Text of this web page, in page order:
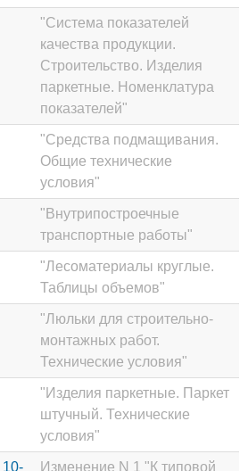
"Система показателей
качества продукции.
Строительство. Изделия
паркетные. Номенклатура
показателей"
"Средства подмащивания.
Общие технические
условия"
"Внутрипостроечные
транспортные работы"
"Лесоматериалы круглые.
Таблицы объемов"
"Люльки для строительно-
монтажных работ.
Технические условия"
"Изделия паркетные. Паркет
штучный. Технические
условия"
Изменение N 1 "К типовой